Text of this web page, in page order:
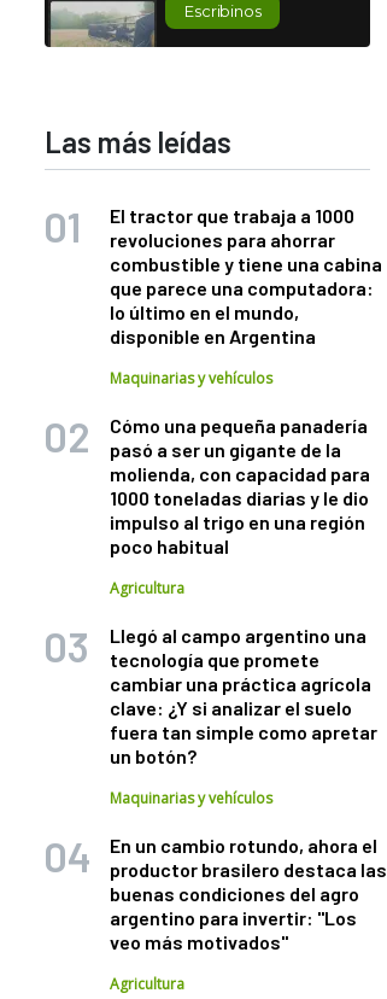
Escribinos
Las más leídas
El tractor que trabaja a 1000
revoluciones para ahorrar
combustible y tiene una cabina
que parece una computadora:
lo último en el mundo,
disponible en Argentina
Maquinarias y vehículos
Cómo una pequeña panadería
pasó a ser un gigante de la
molienda, con capacidad para
1000 toneladas diarias y le dio
impulso al trigo en una región
poco habitual
Agricultura
Llegó al campo argentino una
tecnología que promete
cambiar una práctica agrícola
clave: ¿Y si analizar el suelo
fuera tan simple como apretar
un botón?
Maquinarias y vehículos
En un cambio rotundo, ahora el
productor brasilero destaca las
buenas condiciones del agro
argentino para invertir: "Los
veo más motivados"
Agricultura